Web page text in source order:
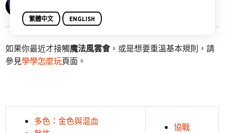
如果你最近才接觸魔法風雲會，或是想要重溫基本規則，請
參見學學怎麼玩頁面。
多色：金色與混血
協戰
繁體中文 ENGLISH